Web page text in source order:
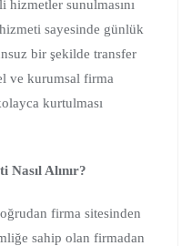
hizmetler sunulmasını
sayesinde günlük
bir şekilde transfer
ve kurumsal firma
kurtulması
Alınır?
firma sitesinden
sahip olan firmadan